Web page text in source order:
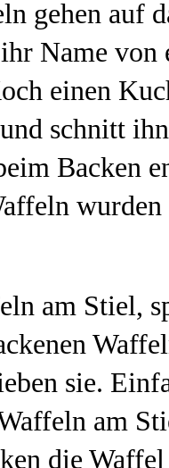
gehen auf
Name
einen
schnitt
Backen
am Stiel,
sie.
am
die